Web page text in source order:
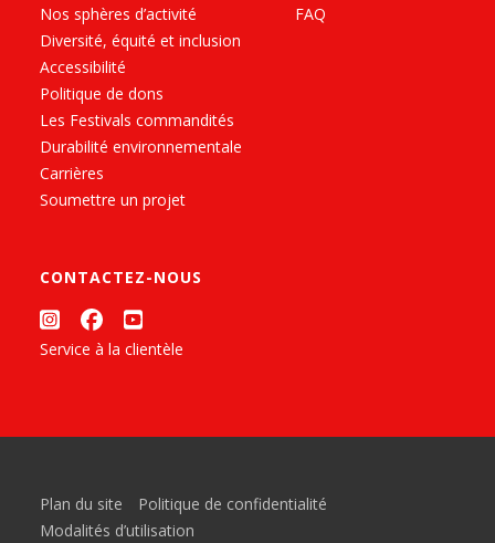
Nos sphères d’activité
Diversité, équité et inclusion
Accessibilité
Politique de dons
Les Festivals commandités
Durabilité environnementale
Carrières
Soumettre un projet
FAQ
CONTACTEZ-NOUS
Service à la clientèle
Plan du site
Politique de confidentialité
Modalités d’utilisation